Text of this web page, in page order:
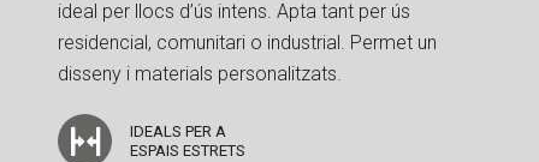
ideal per llocs d’ús intens. Apta tant per ús
residencial, comunitari o industrial. Permet un
disseny i materials personalitzats.
IDEALS PER A
ESPAIS ESTRETS